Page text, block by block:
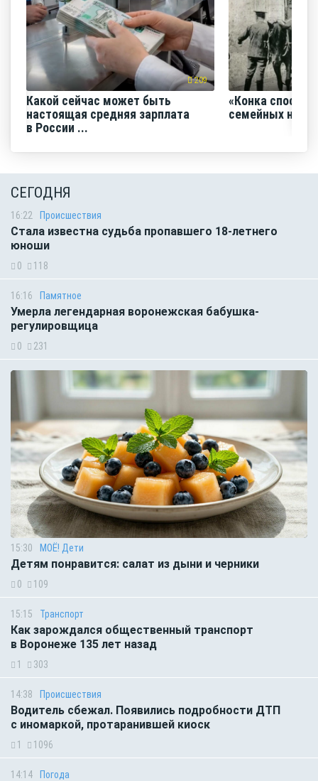
209
Какой сейчас может быть
настоящая средняя зарплата
в России ...
«Конка
семейных
СЕГОДНЯ
16:22 Происшествия
Стала известна судьба пропавшего 18-летнего
юноши
0 118
16:16 Памятное
Умерла легендарная воронежская бабушка-
регулировщица
0 231
15:30 МОЁ! Дети
Детям понравится: салат из дыни и черники
0 109
15:15 Транспорт
Как зарождался общественный транспорт
в Воронеже 135 лет назад
1 303
14:38 Происшествия
Водитель сбежал. Появились подробности ДТП
с иномаркой, протаранившей киоск
1 1096
14:14 Погода